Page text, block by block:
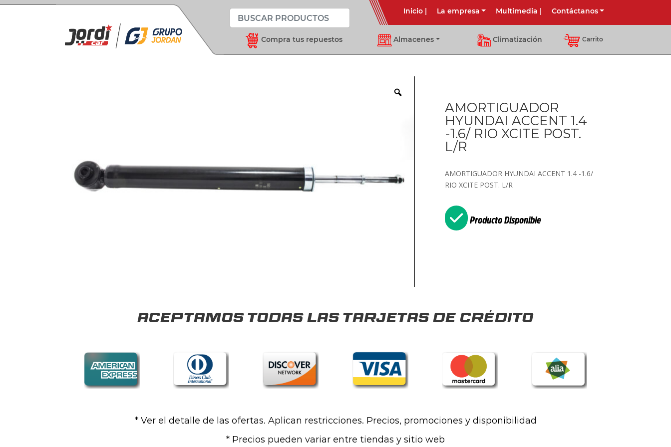
Inicio| La empresa Multimedia | Contáctanos
Compra tus repuestos Almacenes Climatización Carrito
AMORTIGUADOR
HYUNDAI ACCENT 1.4
-1.6/ RIO XCITE POST.
L/R
AMORTIGUADOR HYUNDAI ACCENT 1.4 -1.6/
RIO XCITE POST. L/R
Producto Disponible
Aceptamos todas las tarjetas de crédito
* Ver el detalle de las ofertas. Aplican restricciones. Precios, promociones y disponibilidad
* Precios pueden variar entre tiendas y sitio web